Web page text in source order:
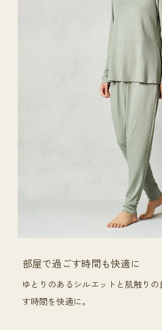
部屋で過ごす時間も快適に
ゆとりのあるシルエットと肌触り
す時間を快適に。